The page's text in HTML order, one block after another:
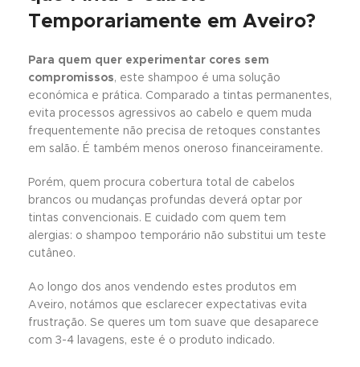
Temporariamente em Aveiro?
Para quem quer experimentar cores sem
compromissos, este shampoo é uma solução
económica e prática. Comparado a tintas permanentes,
evita processos agressivos ao cabelo e quem muda
frequentemente não precisa de retoques constantes
em salão. É também menos oneroso financeiramente.
Porém, quem procura cobertura total de cabelos
brancos ou mudanças profundas deverá optar por
tintas convencionais. E cuidado com quem tem
alergias: o shampoo temporário não substitui um teste
cutâneo.
Ao longo dos anos vendendo estes produtos em
Aveiro, notámos que esclarecer expectativas evita
frustração. Se queres um tom suave que desaparece
com 3-4 lavagens, este é o produto indicado.